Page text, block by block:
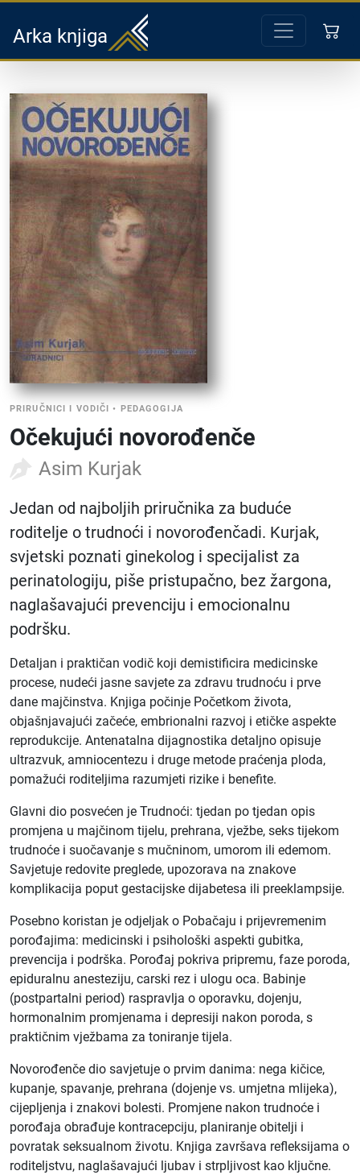
Arka knjiga
PRIRUČNICI I VODIČI • PEDAGOGIJA
Očekujući novorođenče
Asim Kurjak
Jedan od najboljih priručnika za buduće
roditelje o trudnoći i novorođenčadi. Kurjak,
svjetski poznati ginekolog i specijalist za
perinatologiju, piše pristupačno, bez žargona,
naglašavajući prevenciju i emocionalnu
podršku.
Detaljan i praktičan vodič koji demistificira medicinske
procese, nudeći jasne savjete za zdravu trudnoću i prve
dane majčinstva. Knjiga počinje Početkom života,
objašnjavajući začeće, embrionalni razvoj i etičke aspekte
reprodukcije. Antenatalna dijagnostika detaljno opisuje
ultrazvuk, amniocentezu i druge metode praćenja ploda,
pomažući roditeljima razumjeti rizike i benefite.
Glavni dio posvećen je Trudnoći: tjedan po tjedan opis
promjena u majčinom tijelu, prehrana, vježbe, seks tijekom
trudnoće i suočavanje s mučninom, umorom ili edemom.
Savjetuje redovite preglede, upozorava na znakove
komplikacija poput gestacijske dijabetesa ili preeklampsije.
Posebno koristan je odjeljak o Pobačaju i prijevremenim
porođajima: medicinski i psihološki aspekti gubitka,
prevencija i podrška. Porođaj pokriva pripremu, faze poroda,
epiduralnu anesteziju, carski rez i ulogu oca. Babinje
(postpartalni period) raspravlja o oporavku, dojenju,
hormonalnim promjenama i depresiji nakon poroda, s
praktičnim vježbama za toniranje tijela.
Novorođenče dio savjetuje o prvim danima: nega kičice,
kupanje, spavanje, prehrana (dojenje vs. umjetna mlijeka),
cijepljenja i znakovi bolesti. Promjene nakon trudnoće i
porođaja obrađuje kontracepciju, planiranje obitelji i
povratak seksualnom životu. Knjiga završava refleksijama o
roditeljstvu, naglašavajući ljubav i strpljivost kao ključne.